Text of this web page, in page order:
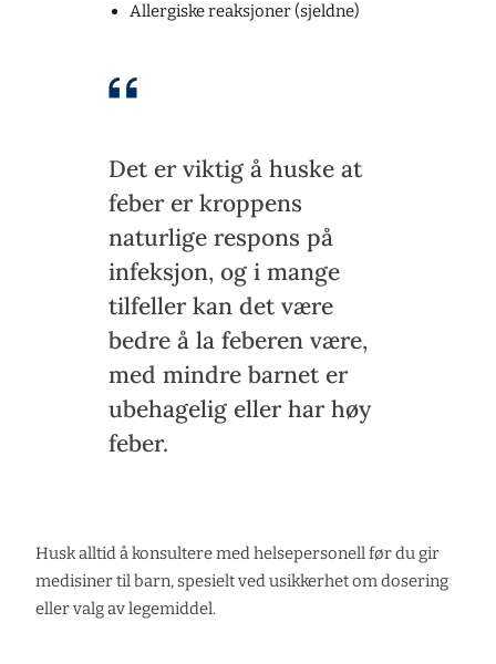
Allergiske reaksjoner (sjeldne)
Det er viktig å huske at
feber er kroppens
naturlige respons på
infeksjon, og i mange
tilfeller kan det være
bedre å la feberen være,
med mindre barnet er
ubehagelig eller har høy
feber.
Husk alltid å konsultere med helsepersonell før du gir
medisiner til barn, spesielt ved usikkerhet om dosering
eller valg av legemiddel.